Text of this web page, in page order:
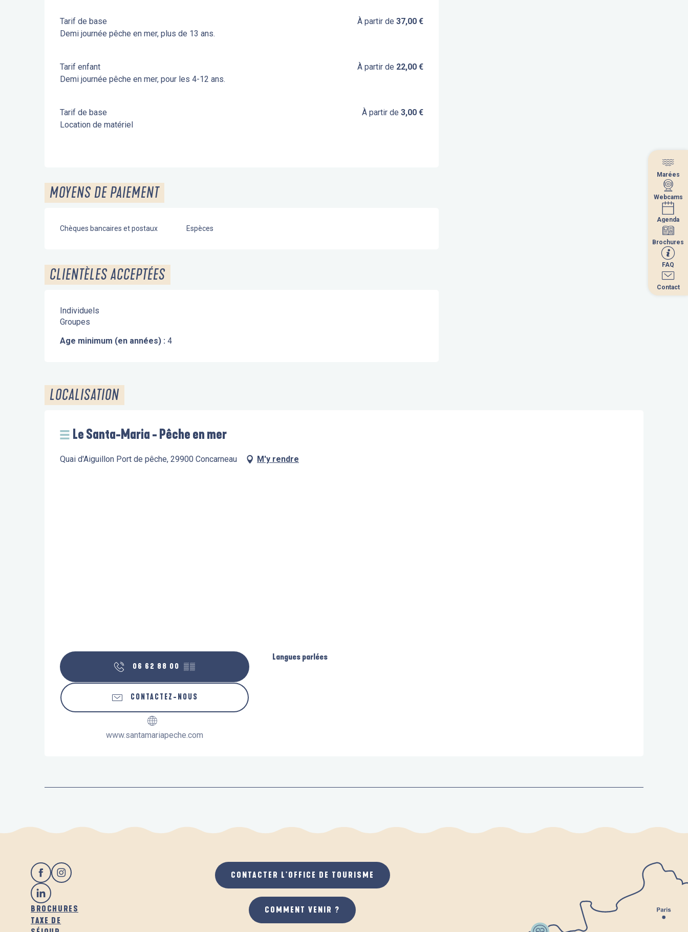
Marées
Webcams
Agenda
Brochures
FAQ
Contact
Tarif de base
Demi journée pêche en mer, plus de 13 ans.
À partir de37,00 €
Tarif enfant
Demi journée pêche en mer, pour les 4-12 ans.
À partir de 22,00 €
Tarif de base
Location de matériel
À partir de3,00 €
MOYENS DE PAIEMENT
Chèques bancaires et postaux Espèces
CLIENTÈLES ACCEPTÉES
Individuels
Groupes
Age minimum (en années) : 4
LOCALISATION
Le Santa-Maria - Pêche en mer
Quai d'Aiguillon Port de pêche, 29900 Concarneau M'y rendre
06 62 88 00 ▒▒
CONTACTEZ-NOUS
www.santamariapeche.com
Langues parlées
Langues parlées
BROCHURES
TAXE DE
CONTACTER L'OFFICE DE TOURISME
COMMENT VENIR ?